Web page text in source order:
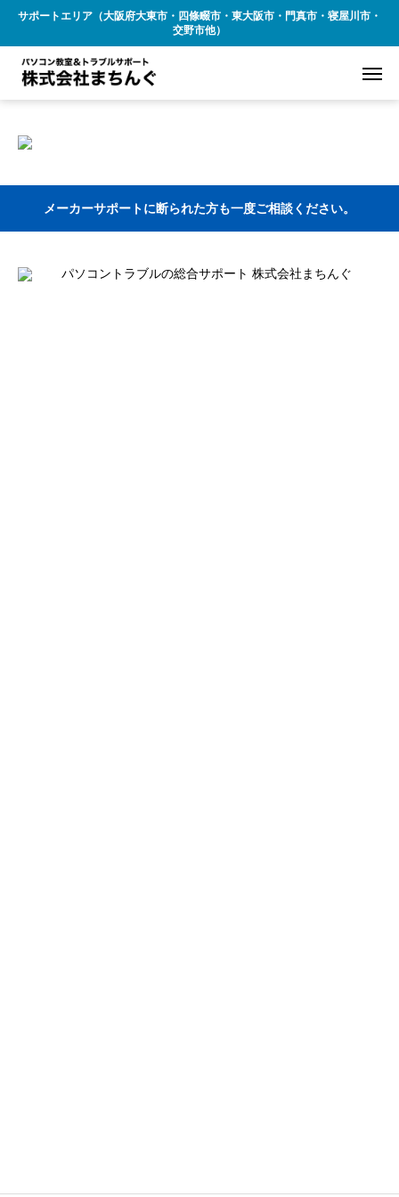
サポートエリア（大阪府大東市・四條畷市・東大阪市・門真市・寝屋川市・
交野市他）
メーカーサポートに断られた方も一度ご相談ください。